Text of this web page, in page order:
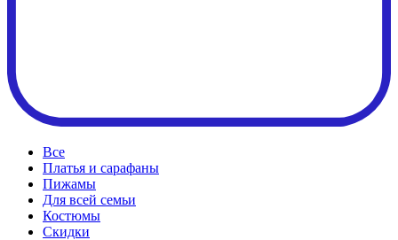
Все
Платья и сарафаны
Пижамы
Для всей семьи
Костюмы
Cкидки